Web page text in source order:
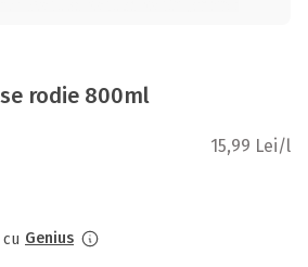
rodie 800ml
15,99 Lei/l
Genius